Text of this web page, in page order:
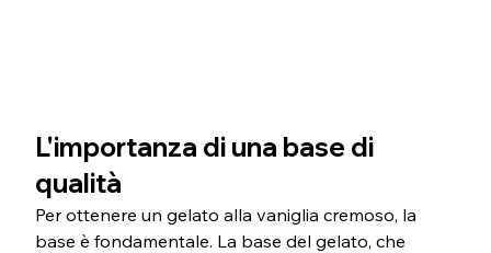
L'importanza di una base di
qualità
Per ottenere un gelato alla vaniglia cremoso, la
base è fondamentale. La base del gelato, che